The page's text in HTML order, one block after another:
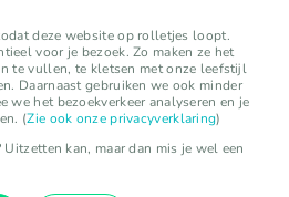
deze website op rolletjes loopt.
voor je bezoek. Zo maken ze het
te vullen, te kletsen met onze leefstijl
Daarnaast gebruiken we ook minder
we het bezoekverkeer analyseren en je
(Zie ook onze privacyverklaring)
kan, maar dan mis je wel een